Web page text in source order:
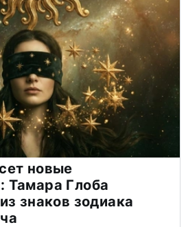
новые
Тамара Глоба
знаков зодиака